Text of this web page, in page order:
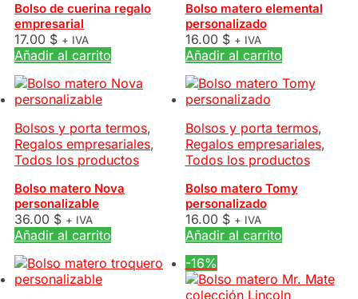
Bolso de cuerina regalo
empresarial
17.00 $ + IVA
Añadir al carrito
Bolso matero elemental
personalizado
16.00 $ + IVA
Añadir al carrito
Bolsos y porta termos,
Regalos empresariales,
Todos los productos
Bolso matero Nova
personalizable
36.00 $ + IVA
Añadir al carrito
Bolsos y porta termos,
Regalos empresariales,
Todos los productos
Bolso matero Tomy
personalizado
16.00 $ + IVA
Añadir al carrito
-16%